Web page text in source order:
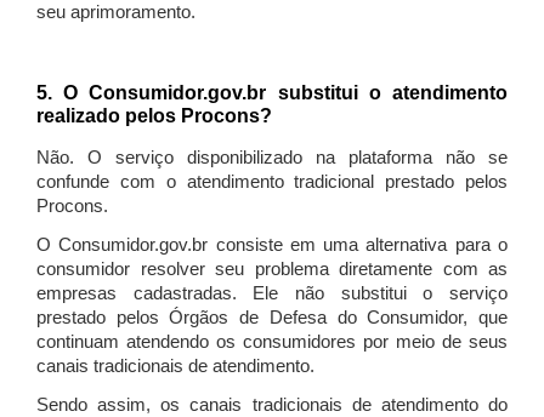
seu aprimoramento.
5. O Consumidor.gov.br substitui o atendimento
realizado pelos Procons?
Não. O serviço disponibilizado na plataforma não se
confunde com o atendimento tradicional prestado pelos
Procons.
O Consumidor.gov.br consiste em uma alternativa para o
consumidor resolver seu problema diretamente com as
empresas cadastradas. Ele não substitui o serviço
prestado pelos Órgãos de Defesa do Consumidor, que
continuam atendendo os consumidores por meio de seus
canais tradicionais de atendimento.
Sendo assim, os canais tradicionais de atendimento do